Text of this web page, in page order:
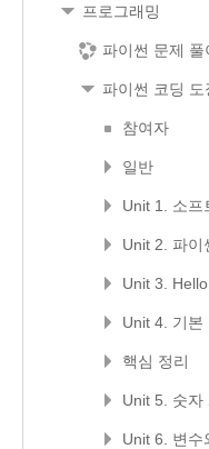
프로그래밍
파이썬 문제 풀
파이썬 코딩 도
참여자
일반
Unit 1. 소프
Unit 2. 파이
Unit 3.
Unit 4. 기본
핵심 정리
Unit 5. 숫자
Unit 6. 변수